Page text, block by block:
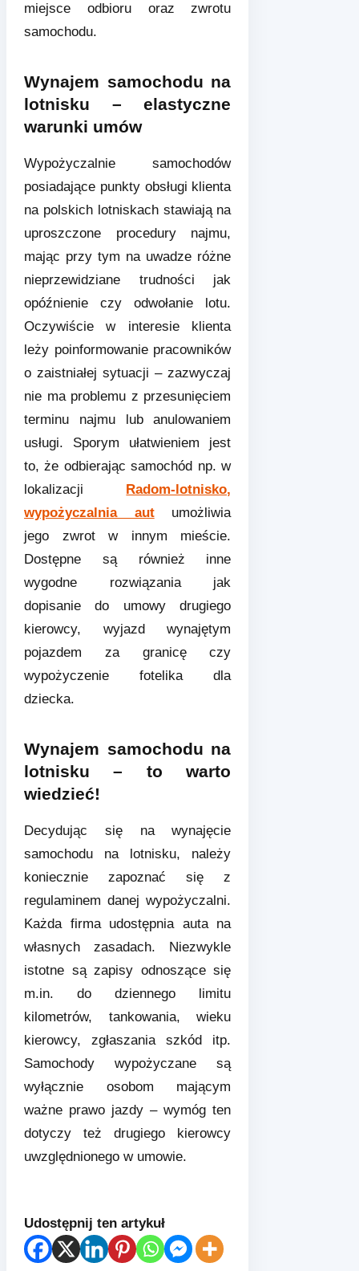
miejsce odbioru oraz zwrotu
samochodu.
Wynajem samochodu na
lotnisku – elastyczne
warunki umów
Wypożyczalnie samochodów
posiadające punkty obsługi klienta
na polskich lotniskach stawiają na
uproszczone procedury najmu,
mając przy tym na uwadze różne
nieprzewidziane trudności jak
opóźnienie czy odwołanie lotu.
Oczywiście w interesie klienta
leży poinformowanie pracowników
o zaistniałej sytuacji – zazwyczaj
nie ma problemu z przesunięciem
terminu najmu lub anulowaniem
usługi. Sporym ułatwieniem jest
to, że odbierając samochód np. w
lokalizacji Radom-lotnisko,
wypożyczalnia autumożliwia
jego zwrot w innym mieście.
Dostępne są również inne
wygodne rozwiązania jak
dopisanie do umowy drugiego
kierowcy, wyjazd wynajętym
pojazdem za granicę czy
wypożyczenie fotelika dla
dziecka.
Wynajem samochodu na
lotnisku – to warto
wiedzieć!
Decydując się na wynajęcie
samochodu na lotnisku, należy
koniecznie zapoznać się z
regulaminem danej wypożyczalni.
Każda firma udostępnia auta na
własnych zasadach. Niezwykle
istotne są zapisy odnoszące się
m.in. do dziennego limitu
kilometrów, tankowania, wieku
kierowcy, zgłaszania szkód itp.
Samochody wypożyczane są
wyłącznie osobom mającym
ważne prawo jazdy – wymóg ten
dotyczy też drugiego kierowcy
uwzględnionego w umowie.
Udostępnij ten artykuł